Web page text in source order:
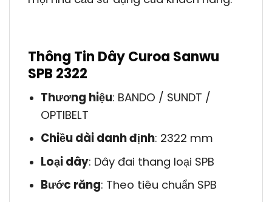
Thông Tin Dây Curoa Sanwu
SPB 2322
Thương hiệu: BANDO / SUNDT /
OPTIBELT
Chiều dài danh định: 2322 mm
Loại dây: Dây đai thang loại SPB
Bước răng: Theo tiêu chuẩn SPB